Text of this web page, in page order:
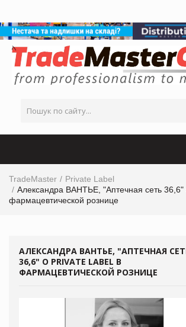
TradeMaster
Private Label
Александра ВАНТЬЕ, "Аптечная сеть
фармацевтической рознице
АЛЕКСАНДРА ВАНТЬЕ, "АПТЕЧНАЯ
36,6" О PRIVATE LABEL В
ФАРМАЦЕВТИЧЕСКОЙ РОЗНИЦЕ